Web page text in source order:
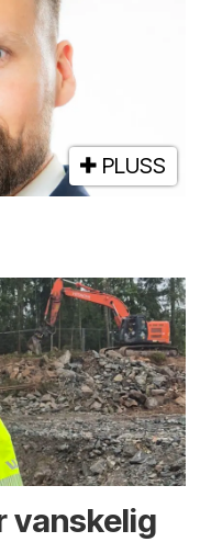
PLUSS
vanskelig